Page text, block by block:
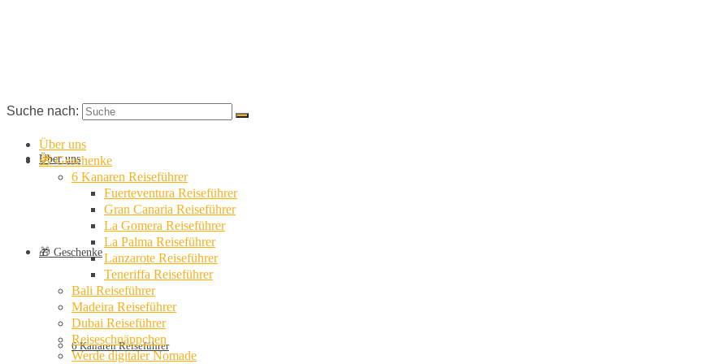
Über uns
🎁 Geschenke
6 Kanaren Reiseführer
Suche nach:
Über uns
🎁 Geschenke
6 Kanaren Reiseführer
Fuerteventura Reiseführer
Gran Canaria Reiseführer
La Gomera Reiseführer
La Palma Reiseführer
Lanzarote Reiseführer
Teneriffa Reiseführer
Bali Reiseführer
Madeira Reiseführer
Dubai Reiseführer
Reiseschnäppchen
Werde digitaler Nomade